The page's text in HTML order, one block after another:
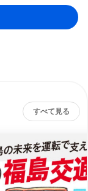
すべて見る